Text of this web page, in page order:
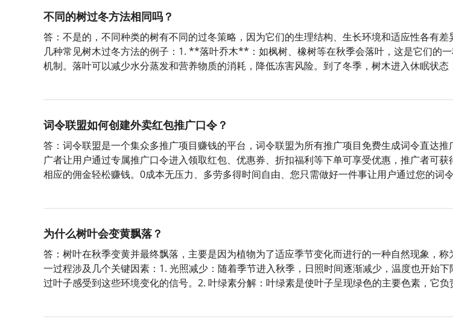
不同的树过冬方法相同吗？
答：不是的，不同种类的树有不同的过冬策略，因为它们的生理结构、生长环境和适应性各有差
几种常见树木过冬方法的例子：1. **落叶乔木**：如枫树、橡树等在秋季会落叶，这是它们的
机制。落叶可以减少水分蒸发和营养物质的消耗，降低冻害风险。到了冬季，树木进入休眠状态
词令联盟如何创建外卖红包推广口令？
答：词令联盟是一个集众多推广项目赚钱的平台，词令联盟为所有推广项目免费生成词令直达推
广者让用户通过专属推广口令进入领取红包、优惠券、折扣福利等下单可享受优惠，推广者可获
相应的佣金轻松赚钱。0成本无压力、多劳多得时间自由、您只需做好一件事让用户通过您的词
为什么树叶会变黄飘落？
答：树叶在秋季变黄并最终飘落，主要是因为植物为了适应季节变化而进行的一种自然现象，称
一过程涉及几个关键因素：1. 光照减少：随着季节进入秋季，日照时间逐渐减少，温度也开始下
过叶子感受到这些环境变化的信号。2. 叶绿素分解：叶绿素是使叶子呈现绿色的主要色素，它负